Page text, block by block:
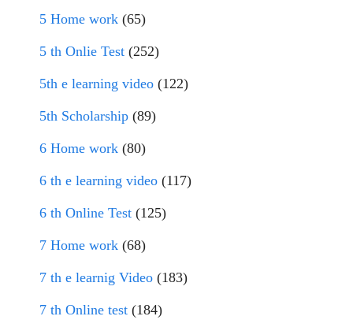
5 Home work (65)
5 th Onlie Test (252)
5th e learning video (122)
5th Scholarship (89)
6 Home work (80)
6 th e learning video (117)
6 th Online Test (125)
7 Home work (68)
7 th e learnig Video (183)
7 th Online test (184)